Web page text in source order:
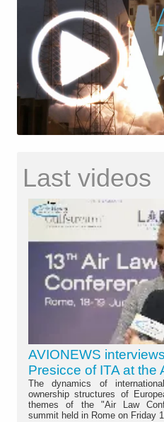
Last videos
AVIONEWS
Presicce of ITA at the
The dynamics of
ownership structures of
themes of the "Air Law
summit held in Rome on Friday